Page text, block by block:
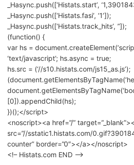
_Hasync.push([‘Histats.start’,
_Hasync.push([‘Histats.fasi’, ‘1’]);
_Hasync.push([‘Histats.track_hits’, ”]);
(function() {
var hs =
‘text/javascript’; hs.async = true;
hs.src = (‘//s10.histats.com/js15_as.js’);
[0]).appendChild(hs);
})();</script>
<noscript><a href=”/”
src=”//sstatic1.histats.com/
counter” border=”0″></a></noscript>
<!– Histats.com END –>